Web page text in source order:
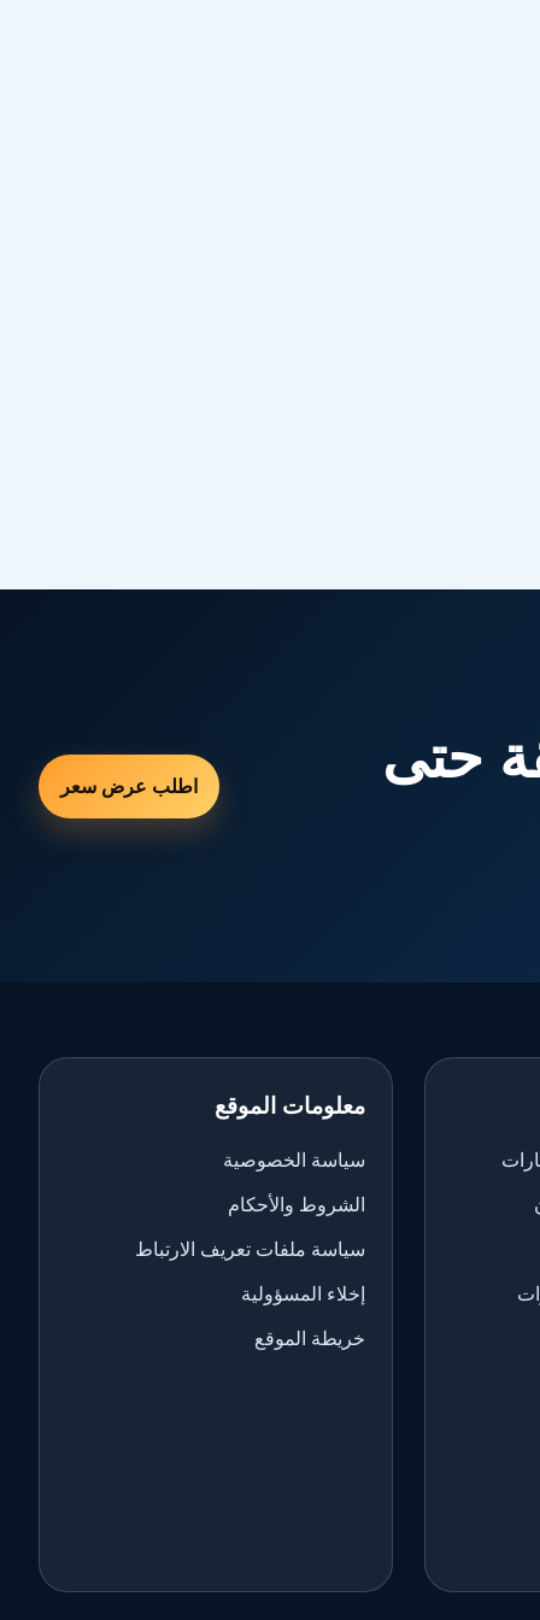
حتى اطلب عرض سعر
معلومات الموقع
سياسة الخصوصية
الشروط والأحكام
سياسة ملفات تعريف الارتباط
إخلاء المسؤولية
خريطة الموقع